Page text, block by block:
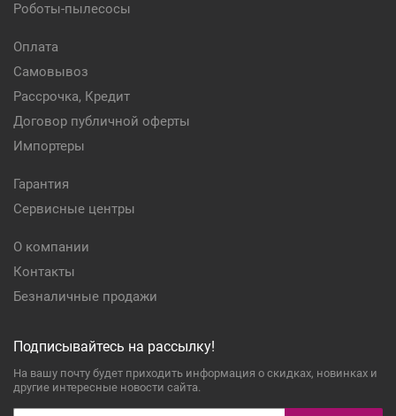
Роботы-пылесосы
Оплата
Самовывоз
Рассрочка, Кредит
Договор публичной оферты
Импортеры
Гарантия
Сервисные центры
О компании
Контакты
Безналичные продажи
Подписывайтесь на рассылку!
На вашу почту будет приходить информация о скидках, новинках и
другие интересные новости сайта.